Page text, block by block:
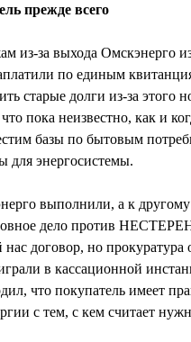
прежде всего
из-за выхода Омскэнерго
по единым
старые долги из-за этого
пока неизвестно, как и
базы по бытовым
для энергосистемы.
выполнили, а к
дело против
договор, но прокуратура
в кассационной
что покупатель имеет
с тем, с кем считает